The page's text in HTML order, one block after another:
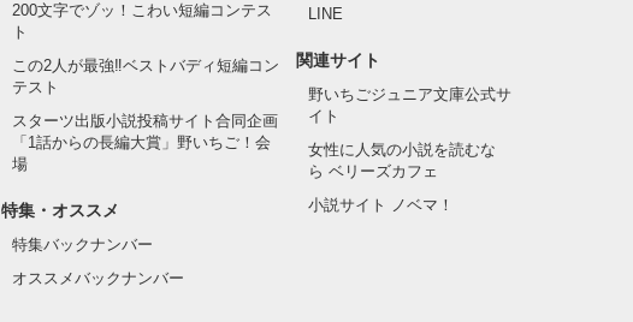
200文字でゾッ！こわい短編コンテス
ト
この2人が最強‼ベストバディ短編コン
テスト
スターツ出版小説投稿サイト合同企画
「1話からの長編大賞」野いちご！会
場
特集・オススメ
特集バックナンバー
オススメバックナンバー
LINE
関連サイト
野いちごジュニア文庫公式サ
イト
女性に人気の小説を読むな
ら ベリーズカフェ
小説サイト ノベマ！